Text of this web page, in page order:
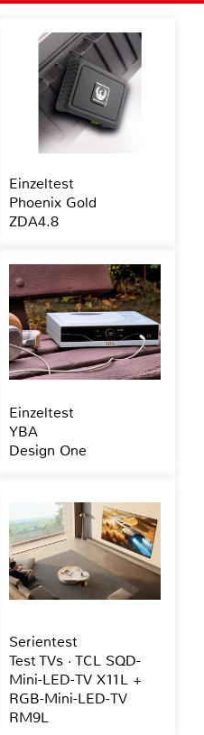
Einzeltest
Phoenix Gold
ZDA4.8
Einzeltest
YBA
Design One
Serientest
Test TVs · TCL SQD-
Mini-LED-TV X11L +
RGB-Mini-LED-TV
RM9L